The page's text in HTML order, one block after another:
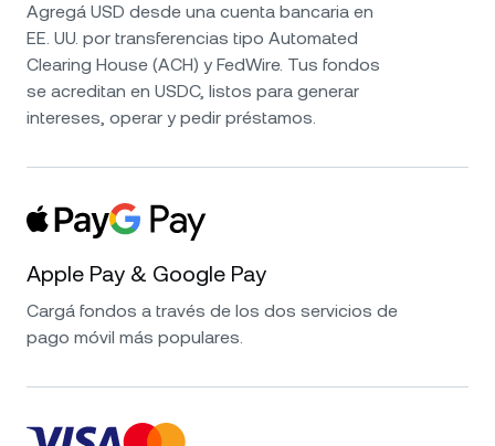
Agregá USD desde una cuenta bancaria en
EE. UU. por transferencias tipo Automated
Clearing House (ACH) y FedWire. Tus fondos
se acreditan en USDC, listos para generar
intereses, operar y pedir préstamos.
Apple Pay & Google Pay
Cargá fondos a través de los dos servicios de
pago móvil más populares.